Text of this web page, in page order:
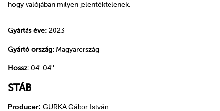
hogy valójában milyen jelentéktelenek.
Gyártás éve: 2023
Gyártó ország: Magyarország
Hossz: 04' 04''
STÁB
Producer: GURKA Gábor István